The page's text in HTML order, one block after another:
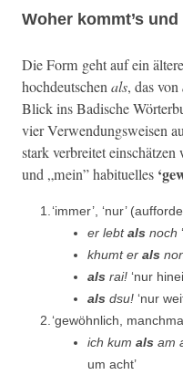
Woher kommt’s
Die Form geht auf ein
hochdeutschenals, das von
Blick ins Badis­che
vier Ver­wen­dungsweisen
stark ver­bre­it­et ein­schätzen
und „mein” habituelles
‘immer’, ‘nur’
er lebtals noch
khumt er als
als rai! ‘nur
als dsu! ‘nur
‘gewöhn­lich,
ich kum als am
um acht’